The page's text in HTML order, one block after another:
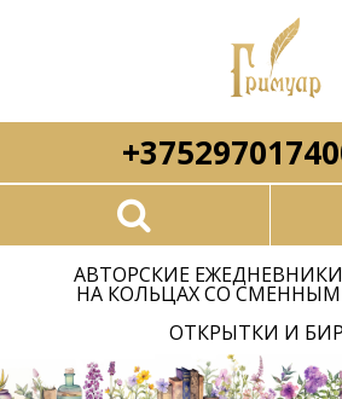
АВТОРСКИЕ
НА КОЛЬЦАХ СО
ОТКРЫТКИ И